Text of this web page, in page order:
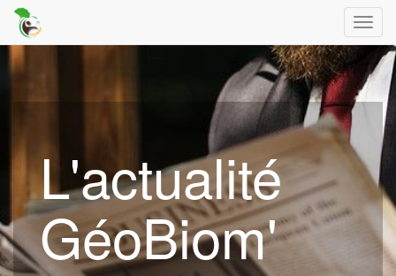
L'actualité
GéoBiom'